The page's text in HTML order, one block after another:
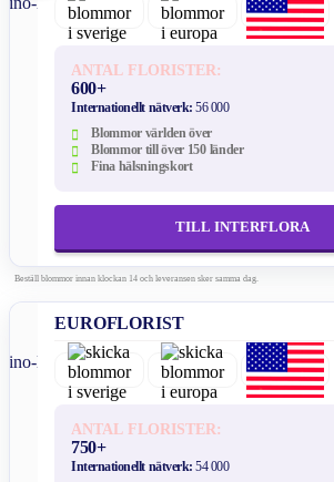
ANTAL FLORISTER:
600+
Internationellt nätverk:56 000
Blommor världen över
Blommor till över 150 länder
Fina hälsningskort
TILL INTERFLORA
Beställ blommor innan klockan 14 och leveransen sker samma dag.
EUROFLORIST
ANTAL FLORISTER:
750+
Internationellt nätverk:54 000